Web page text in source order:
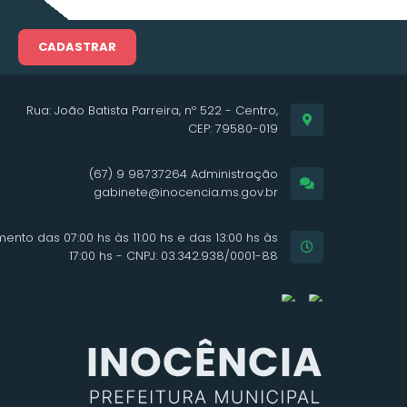
CADASTRAR
Rua: João Batista Parreira, nº 522 - Centro,
CEP: 79580-019
(67) 9 98737264 Administração
gabinete@inocencia.ms.gov.br
das 07:00 hs às 11:00 hs e das 13:00 hs às
17:00 hs - CNPJ: 03.342.938/0001-88